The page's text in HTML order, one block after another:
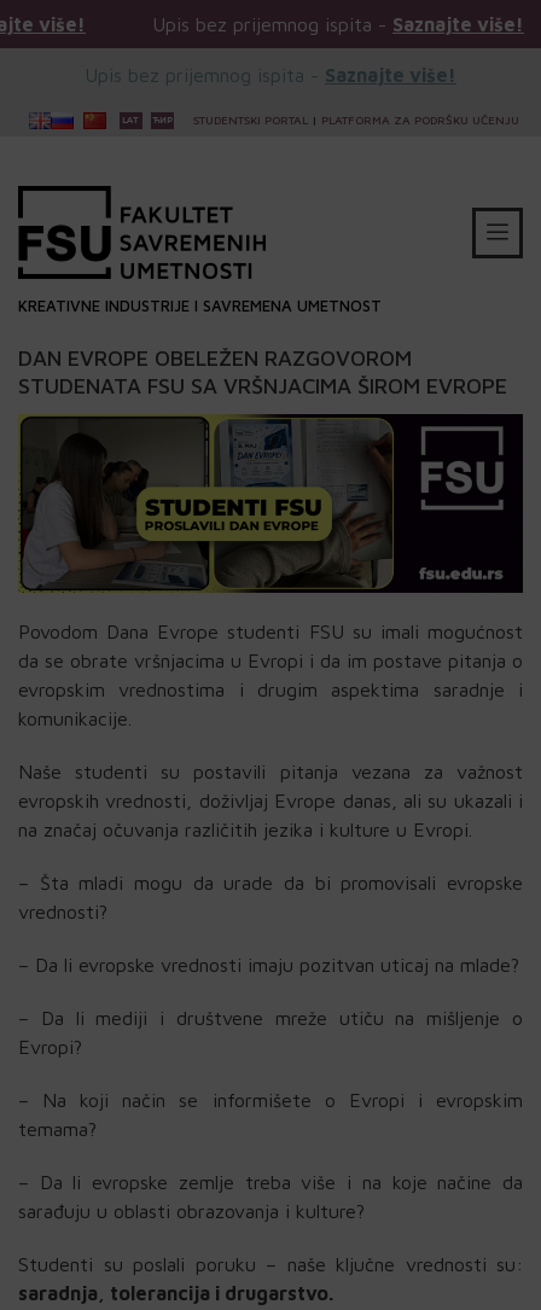
Upis bez prijemnog ispita -Saznajte više!
Upis bez prijemnog ispita - Saznajte više!
STUDENTSKI PORTAL | PLATFORMA ZA PODRŠKU UČENJU
KREATIVNE INDUSTRIJE I SAVREMENA UMETNOST
DAN EVROPE OBELEŽEN RAZGOVOROM
STUDENATA FSU SA VRŠNJACIMA ŠIROM EVROPE
Povodom Dana Evrope studenti FSU su imali mogućnost
da se obrate vršnjacima u Evropi i da im postave pitanja o
evropskim vrednostima i drugim aspektima saradnje i
komunikacije.
Naše studenti su postavili pitanja vezana za važnost
evropskih vrednosti, doživljaj Evrope danas, ali su ukazali i
na značaj očuvanja različitih jezika i kulture u Evropi.
– Šta mladi mogu da urade da bi promovisali evropske
vrednosti?
– Da li evropske vrednosti imaju pozitvan uticaj na mlade?
– Da li mediji i društvene mreže utiču na mišljenje o
Evropi?
– Na koji način se informišete o Evropi i evropskim
temama?
– Da li evropske zemlje treba više i na koje načine da
sarađuju u oblasti obrazovanja i kulture?
Studenti su poslali poruku – naše ključne vrednosti su:
saradnja, tolerancija i drugarstvo.